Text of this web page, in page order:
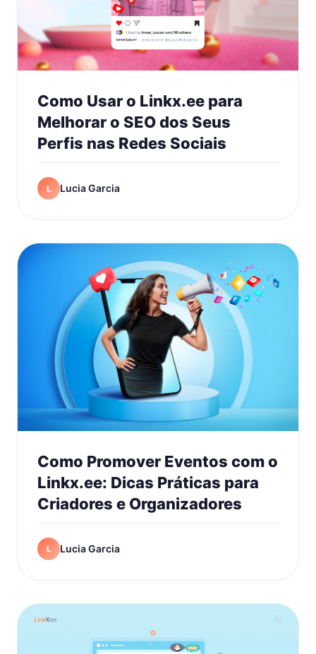
Como Usar o Linkx.ee para
Melhorar o SEO dos Seus
Perfis nas Redes Sociais
L Lucia Garcia
Como Promover Eventos com o
Linkx.ee: Dicas Práticas para
Criadores e Organizadores
L Lucia Garcia